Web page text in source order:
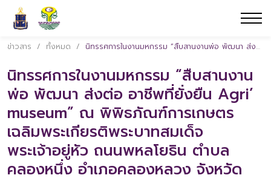
ข่าวสาร / ทั้งหมด / นิทรรศการในงานมหกรรม “สืบสานงานพ่อ พัฒนา ส่งต่อ อาชีพที่ยั่งยืน Agri’ museum” ณ พิพิธภัณฑ์การเกษตรเฉลิมพระเกียรติพระบาทสมเด็จพระเจ้าอยู่หัว ถนนพหลโยธิน ตำบลคลองหนึ่ง อำเภอคลองหลวง จังหวัดปทุมธานี
นิทรรศการในงานมหกรรม “สืบสานงาน
พ่อ พัฒนา ส่งต่อ อาชีพที่ยั่งยืน Agri’
museum” ณ พิพิธภัณฑ์การเกษตร
เฉลิมพระเกียรติพระบาทสมเด็จ
พระเจ้าอยู่หัว ถนนพหลโยธิน ตำบล
คลองหนึ่ง อำเภอคลองหลวง จังหวัด